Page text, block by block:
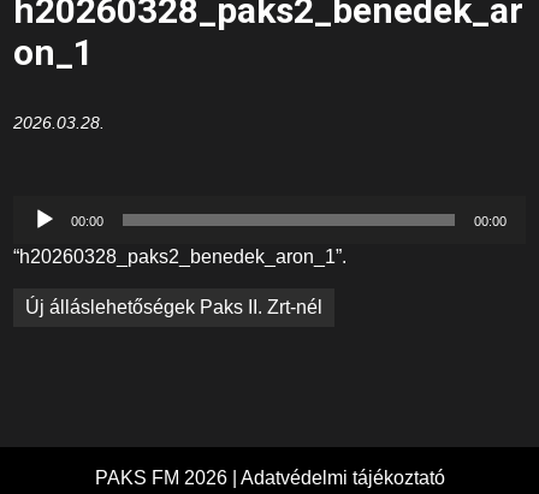
h20260328_paks2_benedek_ar
on_1
2026.03.28.
Audió
lejátszó
00:00 00:00
“h20260328_paks2_benedek_aron_1”.
Bejegyzés
Új álláslehetőségek Paks II. Zrt-nél
PAKS FM 2026 | Adatvédelmi tájékoztató